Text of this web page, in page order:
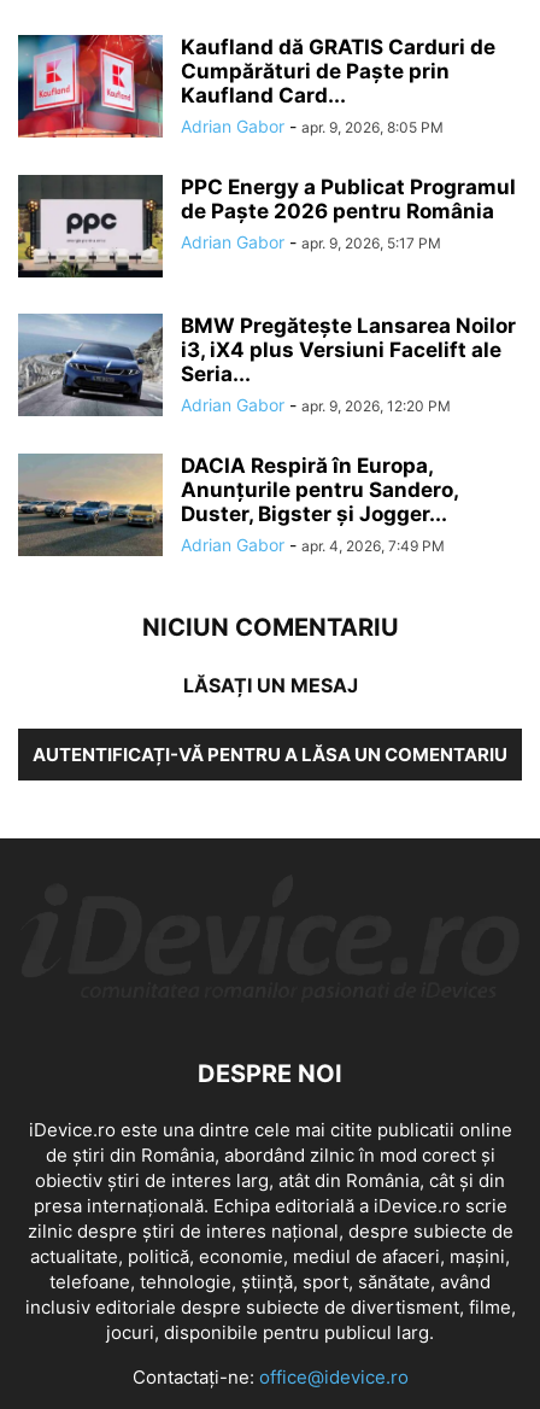
Kaufland dă GRATIS Carduri de
Cumpărături de Paște prin
Kaufland Card...
Adrian Gabor - apr. 9, 2026, 8:05 PM
PPC Energy a Publicat Programul
de Paște 2026 pentru România
Adrian Gabor - apr. 9, 2026, 5:17 PM
BMW Pregătește Lansarea Noilor
i3, iX4 plus Versiuni Facelift ale
Seria...
Adrian Gabor - apr. 9, 2026, 12:20 PM
DACIA Respiră în Europa,
Anunțurile pentru Sandero,
Duster, Bigster și Jogger...
Adrian Gabor - apr. 4, 2026, 7:49 PM
NICIUN COMENTARIU
LĂSAȚI UN MESAJ
AUTENTIFICAȚI-VĂ PENTRU A LĂSA UN COMENTARIU
DESPRE NOI
iDevice.ro este una dintre cele mai citite publicatii online
de știri din România, abordând zilnic în mod corect și
obiectiv știri de interes larg, atât din România, cât și din
presa internațională. Echipa editorială a iDevice.ro scrie
zilnic despre știri de interes național, despre subiecte de
actualitate, politică, economie, mediul de afaceri, mașini,
telefoane, tehnologie, știință, sport, sănătate, având
inclusiv editoriale despre subiecte de divertisment, filme,
jocuri, disponibile pentru publicul larg.
Contactați-ne: office@idevice.ro